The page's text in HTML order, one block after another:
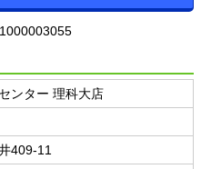
ンター 理科大店
409-11